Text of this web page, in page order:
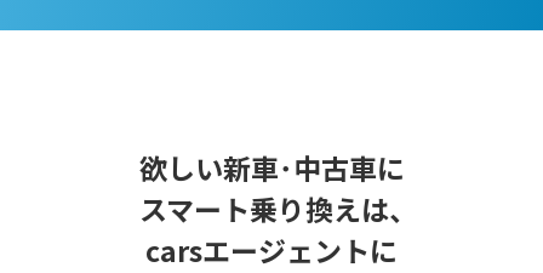
欲しい新車･中古車に
スマート乗り換えは、
carsエージェントに